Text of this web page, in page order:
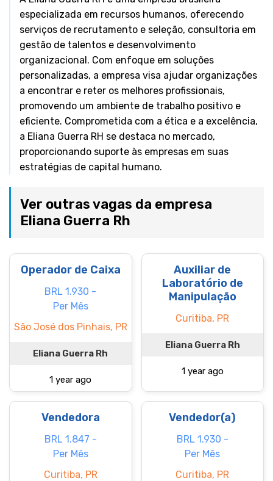
especializada em recursos humanos, oferecendo
serviços de recrutamento e seleção, consultoria em
gestão de talentos e desenvolvimento
organizacional. Com enfoque em soluções
personalizadas, a empresa visa ajudar organizações
a encontrar e reter os melhores profissionais,
promovendo um ambiente de trabalho positivo e
eficiente. Comprometida com a ética e a excelência,
a Eliana Guerra RH se destaca no mercado,
proporcionando suporte às empresas em suas
estratégias de capital humano.
Ver outras vagas da empresa
Eliana Guerra Rh
Operador de Caixa
BRL 1.930 -
Per Mês
São José dos Pinhais, PR
Eliana Guerra Rh
1 year ago
Auxiliar de
Laboratório de
Manipulação
Curitiba, PR
Eliana Guerra Rh
1 year ago
Vendedora
BRL 1.847 -
Per Mês
Curitiba, PR
Vendedor(a)
BRL 1.930 -
Per Mês
Curitiba, PR